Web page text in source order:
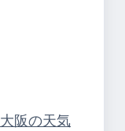
大阪の天気